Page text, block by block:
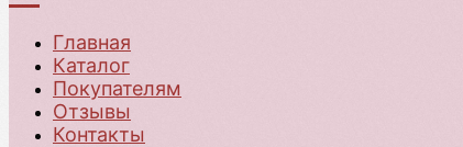
Главная
Каталог
Покупателям
Отзывы
Контакты